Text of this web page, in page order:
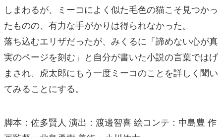
しまわるが、ミーコによく似た毛色の猫こそ見つかっ
たものの、有力な手がかりは得られなかった。
落ち込むエリザだったが、みくるに「諦めない心が真
実のページを刻む」と自分が書いた小説の言葉ではげ
まされ、虎太郎にもう一度ミーコのことを詳しく聞い
てみることにする。
脚本：佐多賢人 演出：渡邊智喜 絵コンテ：中島豊 作